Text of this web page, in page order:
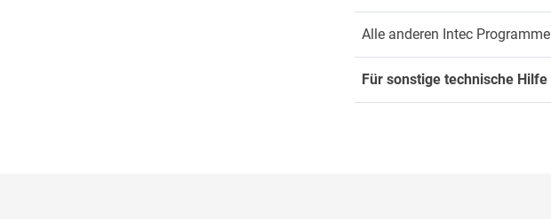
Alle anderen Intec Programme
Für sonstige technische Hilfe